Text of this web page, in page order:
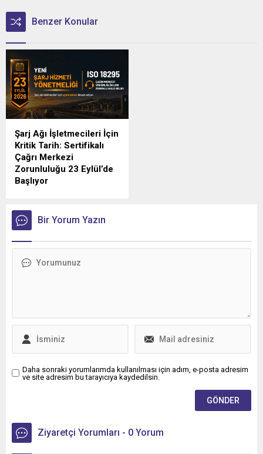
Benzer Konular
Şarj Ağı İşletmecileri İçin
Kritik Tarih: Sertifikalı
Çağrı Merkezi
Zorunluluğu 23 Eylül’de
Başlıyor
ilgilendiren düzenlemede
geri sayım sürüyor.
Bir Yorum Yazın
Daha sonraki yorumlarımda kullanılması için adım, e-posta adresim
ve site adresim bu tarayıcıya kaydedilsin.
Ziyaretçi Yorumları - 0 Yorum